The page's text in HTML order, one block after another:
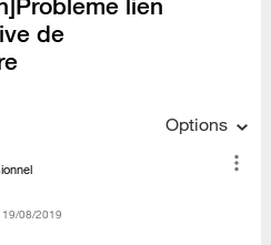
lien
de
Options
19/08/2019